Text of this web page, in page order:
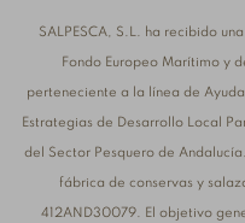
SALPESCA, S.L. ha recibido
Fondo Europeo Marítimo y
perteneciente a la línea de
Estrategias de Desarrollo Local
del Sector Pesquero de
fábrica de conservas y
412AND30079. El objetivo